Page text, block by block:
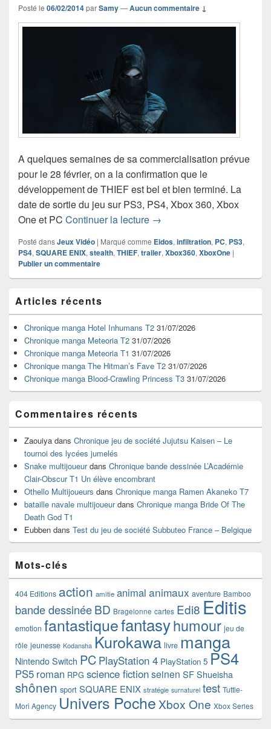
Posté le 06/02/2014parSamy—Aucun commentaire ↓
A quelques semaines de sa commercialisation prévue
pour le 28 février, on a la confirmation que le
développement de THIEF est bel et bien terminé. La
date de sortie du jeu sur PS3, PS4, Xbox 360, Xbox
One et PC Continuer la lecture THIEF sort de l’ombre –
→
Posté dansJeux Vidéo | Marqué comme Eidos, infiltration, PC, PS3,
PS4, SQUARE ENIX, stealth, THIEF, trailer, Xbox360, XboxOne |
Publier un commentaire
principale
de
widget
pour
barre
latérale
Articles récents
Chronique manga Hotel Inhumans T2 31/07/2026
Chronique manga Meteoria T2 31/07/2026
Chronique manga Meteoria T1 31/07/2026
Chronique manga The Hitman’s Fave T2 31/07/2026
Chronique manga Blood-Crawling Princess T3 31/07/2026
Commentaires récents
Zaouiya dans Chronique jeu de société Jujutsu Kaisen – Le
tournoi des lycées jumelés
Snake multijoueurdans Chronique bande dessinée L’Académie
Clair-Obscur T1 Un élève encombrant
Othello Multijoueurs dans Chronique manga Ramen Akaneko T7
bataille navale multijoueurdans Chronique manga Bride Of The
Death God T1
Eubben dans Test du jeu de société Subbuteo France – Belgique
Mots-clés
404 Editions action amitie animal animaux aventure Bamboo
bande dessinéeBD Bragelonne cartes Edi8 Editis
emotion fantastiquefantasyhumour jeu de
rôle jeunesse Kodansha Kurokawa livre manga
Nintendo Switch PC PlayStation 4 PlayStation 5 PS4
PS5 roman RPG science fictionseinen SF Shueisha
shônen sport SQUARE ENIX stratégie surnaturel test Tuttle-
Mori Agency Univers Poche Xbox One Xbox Series